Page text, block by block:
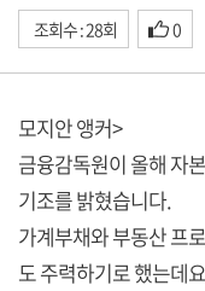
조회수 : 28회 0
모지안 앵커>
금융감독원이 올해 자
기조를 밝혔습니다.
가계부채와 부동산 프
도 주력하기로 했는데